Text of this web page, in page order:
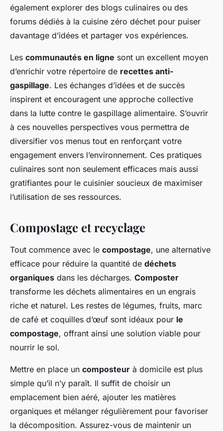
également explorer des blogs culinaires ou des
forums dédiés à la cuisine zéro déchet pour puiser
davantage d’idées et partager vos expériences.
Les communautés en ligne sont un excellent moyen
d’enrichir votre répertoire de recettes anti-
gaspillage. Les échanges d’idées et de succès
inspirent et encouragent une approche collective
dans la lutte contre le gaspillage alimentaire. S’ouvrir
à ces nouvelles perspectives vous permettra de
diversifier vos menus tout en renforçant votre
engagement envers l’environnement. Ces pratiques
culinaires sont non seulement efficaces mais aussi
gratifiantes pour le cuisinier soucieux de maximiser
l’utilisation de ses ressources.
Compostage et recyclage
Tout commence avec le compostage, une alternative
efficace pour réduire la quantité de déchets
organiques dans les décharges. Composter
transforme les déchets alimentaires en un engrais
riche et naturel. Les restes de légumes, fruits, marc
de café et coquilles d’œuf sont idéaux pour le
compostage, offrant ainsi une solution viable pour
nourrir le sol.
Mettre en place un composteur à domicile est plus
simple qu’il n’y paraît. Il suffit de choisir un
emplacement bien aéré, ajouter les matières
organiques et mélanger régulièrement pour favoriser
la décomposition. Assurez-vous de maintenir un